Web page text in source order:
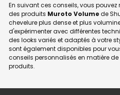
En suivant ces conseils, vous
des produits Muroto Volumede
chevelure plus dense et plus
d'expérimenter avec différentes
des looks variés et adaptés à votre
sont également disponibles pour
conseils personnalisés en matière
produits.